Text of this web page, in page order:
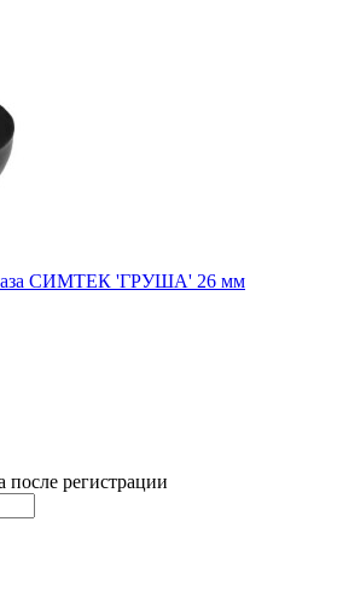
СИМТЕК 'ГРУША' 26 мм
после регистрации